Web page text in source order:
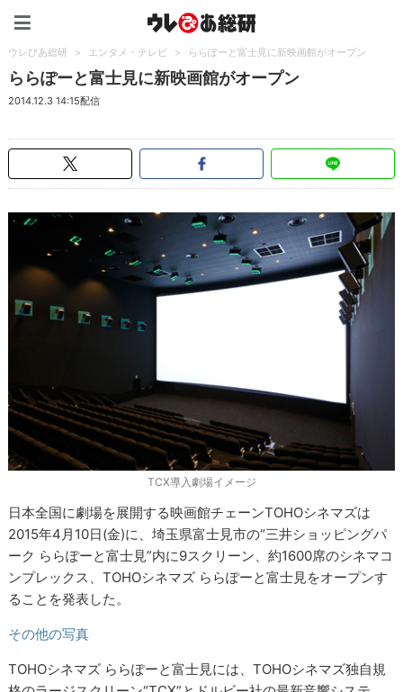
ウレぴあ総研 > エンタメ・テレビ > ららぽーと富士見に新映画館がオープン
ららぽーと富士見に新映画館がオープン
2014.12.3 14:15配信
TCX導入劇場イメージ
日本全国に劇場を展開する映画館チェーンTOHOシネマズは
2015年4月10日(金)に、埼玉県富士見市の“三井ショッピングパ
ーク ららぽーと富士見”内に9スクリーン、約1600席のシネマコ
ンプレックス、TOHOシネマズ ららぽーと富士見をオープンす
ることを発表した。
その他の写真
TOHOシネマズ ららぽーと富士見には、TOHOシネマズ独自規